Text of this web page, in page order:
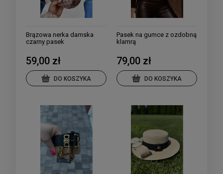
Brązowa nerka damska
czarny pasek
59,00 zł
DO KOSZYKA
Pasek na gumce z ozdobną
klamrą
79,00 zł
DO KOSZYKA